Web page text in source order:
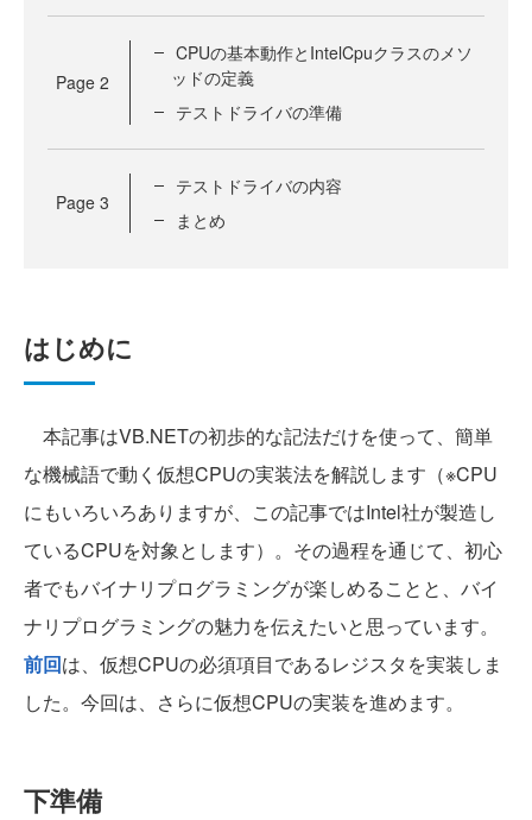
Page 2
CPUの基本動作とIntelCpuクラスのメソ
ッドの定義
テストドライバの準備
Page 3
テストドライバの内容
まとめ
はじめに
本記事はVB.NETの初歩的な記法だけを使って、簡単
な機械語で動く仮想CPUの実装法を解説します（※CPU
にもいろいろありますが、この記事ではIntel社が製造し
ているCPUを対象とします）。その過程を通じて、初心
者でもバイナリプログラミングが楽しめることと、バイ
ナリプログラミングの魅力を伝えたいと思っています。
前回は、仮想CPUの必須項目であるレジスタを実装しま
した。今回は、さらに仮想CPUの実装を進めます。
下準備